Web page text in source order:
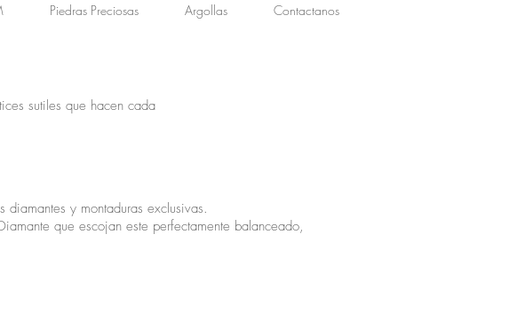
Piedras Preciosas Argollas Contactanos
sutiles que hacen cada
y montaduras exclusivas.
que escojan este perfectamente balanceado,